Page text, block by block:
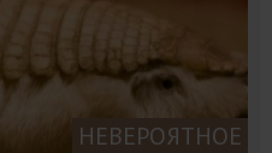
НЕВЕРОЯТНОЕ